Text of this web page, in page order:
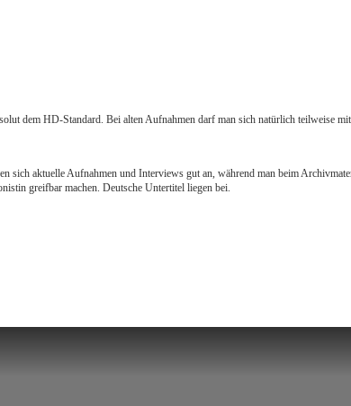
dem HD-Standard. Bei alten Aufnahmen darf man sich natürlich teilweise
aktuelle Aufnahmen und Interviews gut an, während man beim
greifbar machen. Deutsche Untertitel liegen bei.